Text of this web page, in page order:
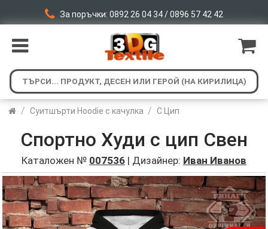
За поръчки: 0892 26 04 34 / 0896 57 42 42
/ Суитшърти Hoodie с качулка / С Цип
Спортно Худи с цип Свен
Каталожен № 007536 | Дизайнер: Иван Иванов